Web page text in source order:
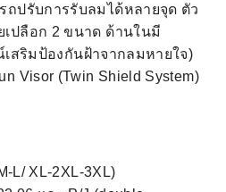
ถปรับการรับลมได้หลายจุด ตัว
ปลือก 2 ขนาด ด้านในมี
สริมป้องกันฝ้าจากลมหายใจ)
Visor (Twin Shield System)
L/ XL-2XL-3XL)